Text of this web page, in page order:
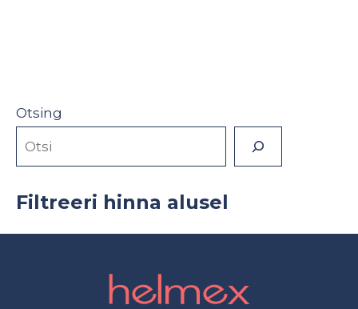
Otsing
Filtreeri hinna alusel